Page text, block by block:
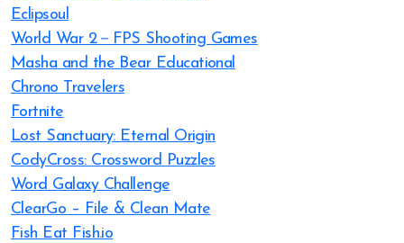
Eclipsoul
World War 2－FPS Shooting Games
Masha and the Bear Educational
Chrono Travelers
Fortnite
Lost Sanctuary: Eternal Origin
CodyCross: Crossword Puzzles
Word Galaxy Challenge
ClearGo – File & Clean Mate
Fish Eat Fish.io